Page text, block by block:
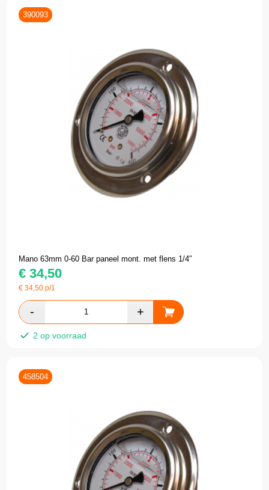
390093
Mano 63mm 0-60 Bar paneel mont. met flens 1/4″
€ 34,50
€34,50 p/1
2 op voorraad
458504